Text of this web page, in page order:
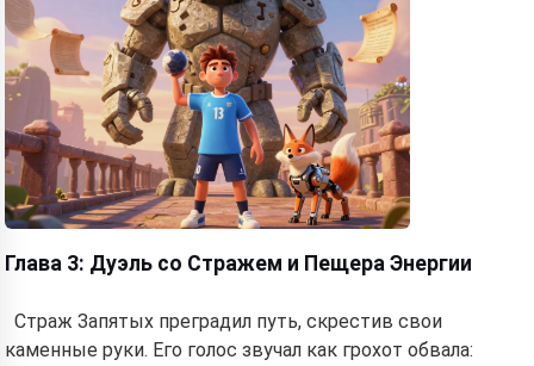
Глава 3: Дуэль со Стражем и Пещера Энергии
Страж Запятых преградил путь, скрестив свои
каменные руки. Его голос звучал как грохот обвала:
Hi! I am Storiko 👋
I tell magical bedtime stories for
your kids 🌟
By starting to use the service, you accept:
Service ,Privacy Policy,Refund Policy